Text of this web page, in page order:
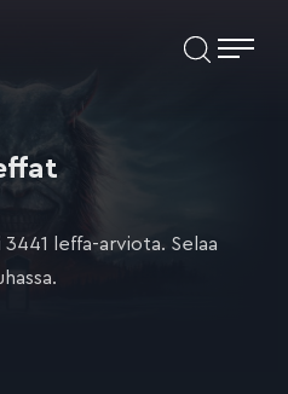
leffa-arviota. Selaa